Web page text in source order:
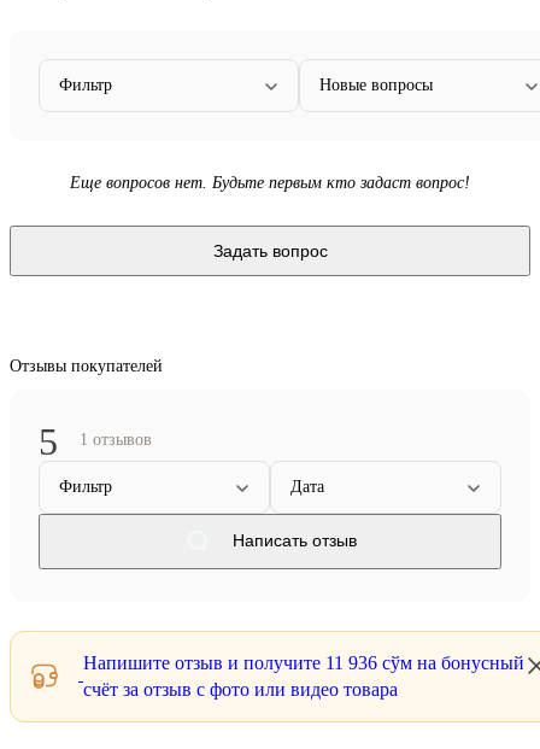
Фильтр Новые вопросы
Еще вопросов нет. Будьте первым кто задаст вопрос!
Задать вопрос
Отзывы покупателей
5 1 отзывов
Фильтр Дата
Написать отзыв
Напишите отзыв и получите 11 936 сўм на бонусный
счёт за отзыв с фото или видео товара